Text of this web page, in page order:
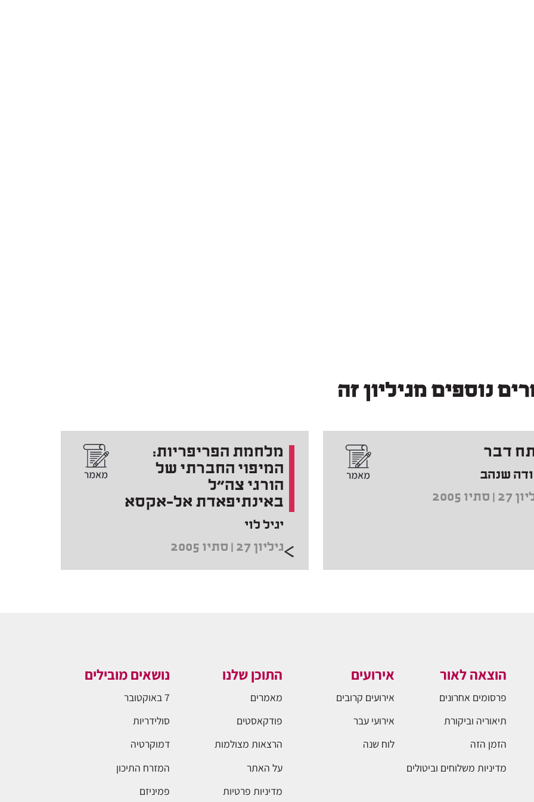
נוספים מגיליון זה
דבר
שנהב
| סתיו 2005
מלחמת הפריפריות:
המיפוי החברתי של
הורגי צה"ל
באינתיפאדת אל-אקסא
יגיל לוי
גיליון 27 | סתיו 2005
הוצאה לאור
פרסומים אחרונים
תיאוריה וביקורת
הזמן הזה
מדיניות משלוחים וביטולים
אירועים
אירועים קרובים
אירועי עבר
לוח שנה
התוכן שלנו
מאמרים
פודקאסטים
הרצאות מצולמות
על האתר
מדיניות פרטיות
נושאים מובילים
7 באוקטובר
סולידריות
דמוקרטיה
המזרח התיכון
פמיניזם